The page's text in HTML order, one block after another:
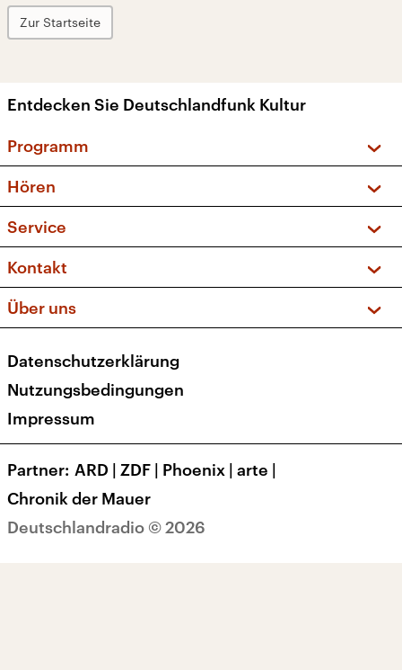
Zur Startseite
Entdecken Sie Deutschlandfunk Kultur
Programm
Sendungen und Podcasts
Musikliste
Kakadu – Das Kinderprogramm
Hören
Frequenzen (UKW + DAB+)
Service
FAQ
Apps
Newsletter
Veranstaltungen
Kontakt
Social Media
Über uns
Presse
Karriere
Transparenz
Deutschlandradio © 2026
Datenschutzerklärung
Nutzungsbedingungen
Impressum
Partner ARD | ZDF | Phoenix | arte |
Chronik der Mauer